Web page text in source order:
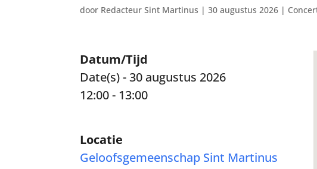
door Redacteur Sint Martinus |30 augustus 2026 |
Datum/Tijd
Date(s) - 30 augustus 2026
12:00 - 13:00
Locatie
Geloofsgemeenschap Sint Martinus